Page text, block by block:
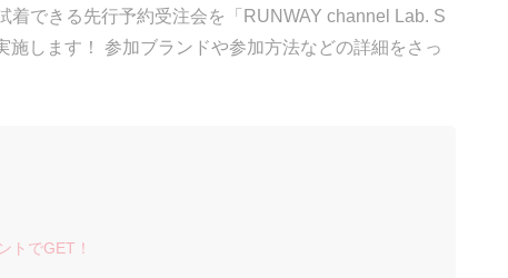
できる先行予約受注会を「RUNWAY channel Lab. S
します！ 参加ブランドや参加方法などの詳細をさっ
トでGET！